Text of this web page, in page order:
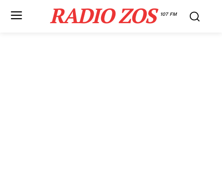
RADIO ZOS 107 FM